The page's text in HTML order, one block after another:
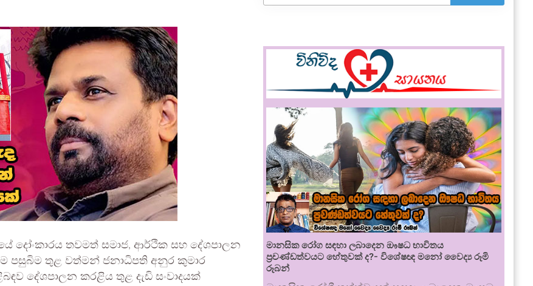
දෝංකාරය තවමත් සමාජ, ආර්ථික සහ දේශපාලන
පසුබිම තුළ වත්මන් ජනාධිපති අනුර කුමාර
දේශපාලන කරළිය තුළ දැඩි සංවාදයක්
මානසික රෝග සඳහා ලබාදෙන ඖෂධ භාවිතය
ප්‍රචණ්ඩත්වයට හේතුවක් ද?- විශේෂඥ මනෝ වෛද්‍ය රූමි
රූබන්